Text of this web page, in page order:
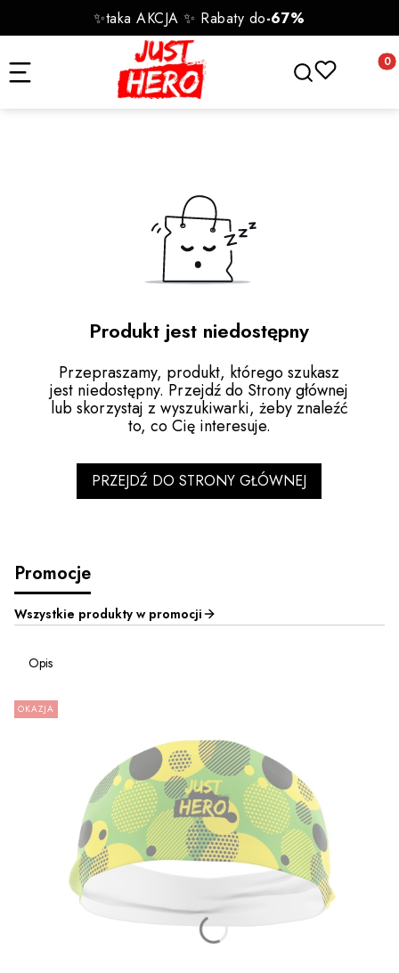
✨taka AKCJA ✨ Rabaty do-67%
Otwórz
Produkt jest niedostępny
Przepraszamy, produkt, którego szukasz
jest niedostępny. Przejdź do Strony głównej
lub skorzystaj z wyszukiwarki, żeby znaleźć
to, co Cię interesuje.
PRZEJDŹ DO STRONY GŁÓWNEJ
Promocje
Wszystkie produkty w promocji
Opis
OKAZJA